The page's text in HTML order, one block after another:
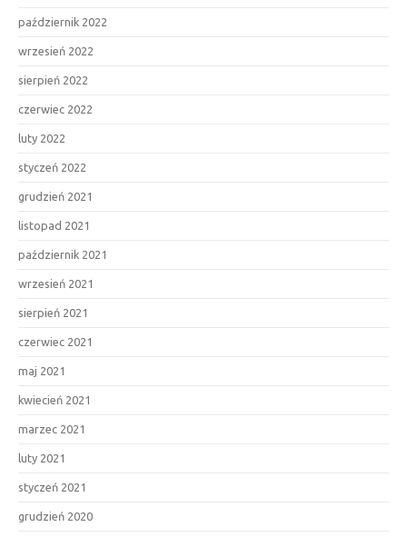
październik 2022
wrzesień 2022
sierpień 2022
czerwiec 2022
luty 2022
styczeń 2022
grudzień 2021
listopad 2021
październik 2021
wrzesień 2021
sierpień 2021
czerwiec 2021
maj 2021
kwiecień 2021
marzec 2021
luty 2021
styczeń 2021
grudzień 2020